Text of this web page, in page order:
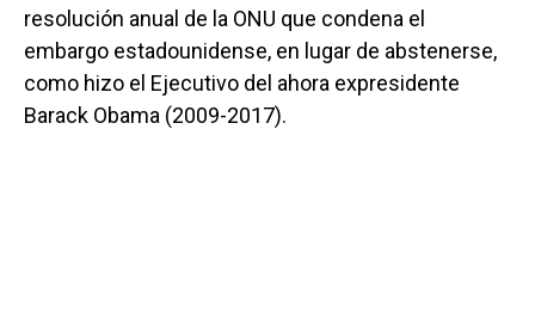
resolución anual de la ONU que condena el
embargo estadounidense, en lugar de abstenerse,
como hizo el Ejecutivo del ahora expresidente
Barack Obama (2009-2017).